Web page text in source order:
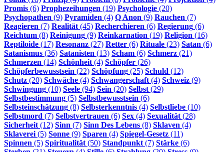
Promis (6) Prophezeihungen (19) Psychologie (20)
Psychopathen (9) Pyramiden (4) Q Anon (9) Rauchen (7)
Reagieren (7) Realität (45) Recherchieren (6) Regierung (6)
Reichtum (8) Reinigung (9) Reinkarnation (19) Religion (16)
Reptiloide (17) Resonanz (27) Retter (6) Rituale (23) Satan (6)
Satanismus (36) Satanisten (13) Scham (6) Schmerz (21)
Schmerzen (14) Schönheit (4) Schöpfer (26)
Schöpferbewusstsein (22) Schöpfung (25) Schuld (12)
Schutz (20) Schwäche (4) Schwangerschaft (4) Schweiz (9)
Schwingung (10) Seele (94) Sein (20) Selbst (29)
Selbstbestimmung (5) Selbstbewusstsein (6)
Selbsteinschätzung (8) Selbsterkenntnis (4) Selbstliebe (10)
Selbstmord (7) Selbstvertrauen (6) Sex (4) Sexualität (28)
Sicherheit (12) Sinn (7) Sinn Des Lebens (8) Sklaven (4)
Sklaverei (5) Sonne (9) Sparen (4) Spiegel-Gesetz (11)
Spinnen (5) Spiritualität (50) Standpunkt (7) Stärke (6)